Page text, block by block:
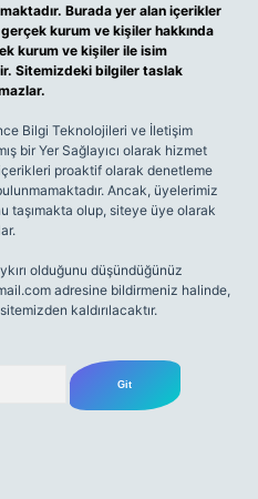
Burada yer alan içerikler
kurum ve kişiler hakkında
kurum ve kişiler ile isim
Sitemizdeki bilgiler taslak
Bilgi Teknolojileri ve İletişim
bir Yer Sağlayıcı olarak hizmet
proaktif olarak denetleme
Ancak, üyelerimiz
taşımakta olup, siteye üye olarak
olduğunu düşündüğünüz
adresine bildirmeniz halinde,
kaldırılacaktır.